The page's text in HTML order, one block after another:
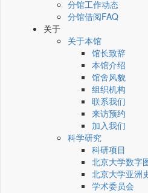
分馆工作动态
分馆借阅FAQ
关于
关于本馆
馆长致辞
本馆介绍
馆舍风貌
组织机构
联系我们
来访预约
加入我们
科学研究
科研项目
北京大学数字
北京大学亚洲
学术委员会